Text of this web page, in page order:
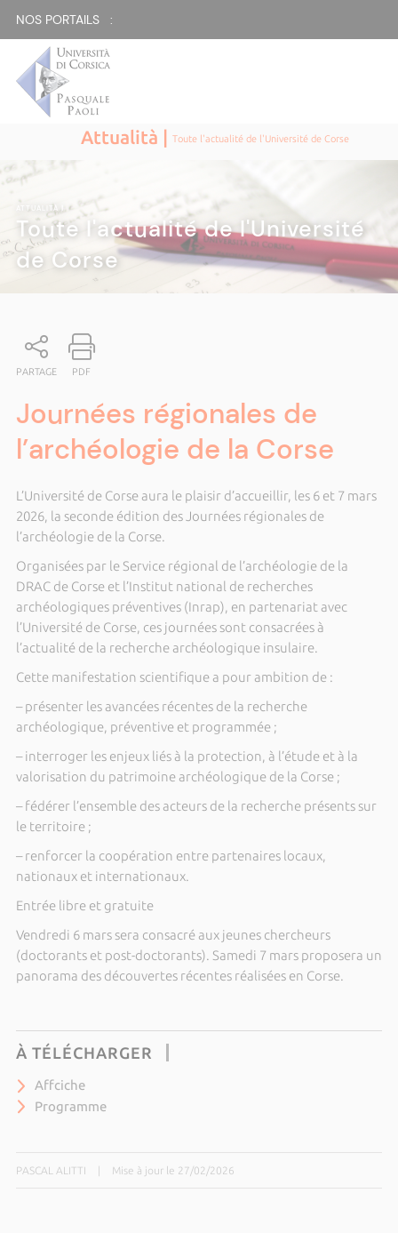
NOS PORTAILS :
Attualità |Toute l'actualité de l'Université de Corse
ATTUALITÀ|
Toute l'actualité de l'Université
de Corse
PARTAGE PDF
Journées régionales de
l’archéologie de la Corse
L’Université de Corse aura le plaisir d’accueillir, les 6 et 7 mars
2026, la seconde édition des Journées régionales de
l’archéologie de la Corse.
Organisées par le Service régional de l’archéologie de la
DRAC de Corse et l’Institut national de recherches
archéologiques préventives (Inrap), en partenariat avec
l’Université de Corse, ces journées sont consacrées à
l’actualité de la recherche archéologique insulaire.
Cette manifestation scientifique a pour ambition de :
– présenter les avancées récentes de la recherche
archéologique, préventive et programmée ;
– interroger les enjeux liés à la protection, à l’étude et à la
valorisation du patrimoine archéologique de la Corse ;
– fédérer l’ensemble des acteurs de la recherche présents sur
le territoire ;
– renforcer la coopération entre partenaires locaux,
nationaux et internationaux.
Entrée libre et gratuite
Vendredi 6 mars sera consacré aux jeunes chercheurs
(doctorants et post-doctorants). Samedi 7 mars proposera un
panorama des découvertes récentes réalisées en Corse.
À TÉLÉCHARGER
Affciche
Programme
PASCAL ALITTI Mise à jour le 27/02/2026